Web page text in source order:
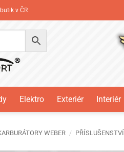
v ČR
Elektro Exteriér Interiér
WEBER / PŘÍSLUŠENSTVÍ